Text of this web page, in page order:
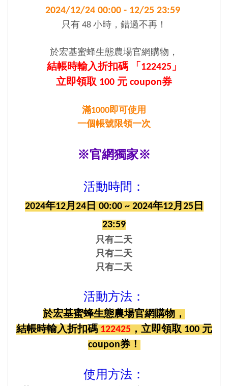
2024/12/24 00:00 - 12/25 23:59
只有 48 小時，錯過不再！
於宏基蜜蜂生態農場官網購物，
結帳時輸入折扣碼 「122425」
立即領取 100 元 coupon券
滿1000即可使用
一個帳號限領一次
※官網獨家※
活動時間：
2024年12月24日 00:00 ~ 2024年12月25日
23:59
只有二天
只有二天
只有二天
活動方法：
於宏基蜜蜂生態農場官網購物，
結帳時輸入折扣碼 122425 ，立即領取 100 元
coupon券！
使用方法：